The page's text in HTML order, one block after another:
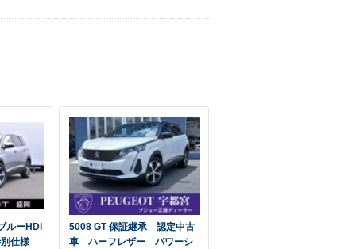
ルーHDi
仕様
5008 GT 保証継承 認定中古
車 ハーフレザー パワーシ